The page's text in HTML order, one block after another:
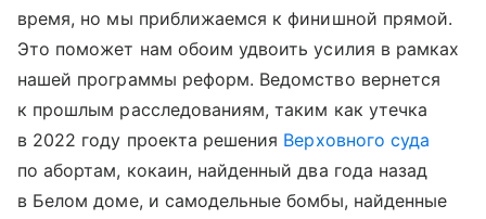
время, но мы приближаемся к финишной прямой.
Это поможет нам обоим удвоить усилия в рамках
нашей программы реформ. Ведомство вернется
к прошлым расследованиям, таким как утечка
в 2022 году проекта решения Верховного суда
по абортам, кокаин, найденный два года назад
в Белом доме, и самодельные бомбы, найденные